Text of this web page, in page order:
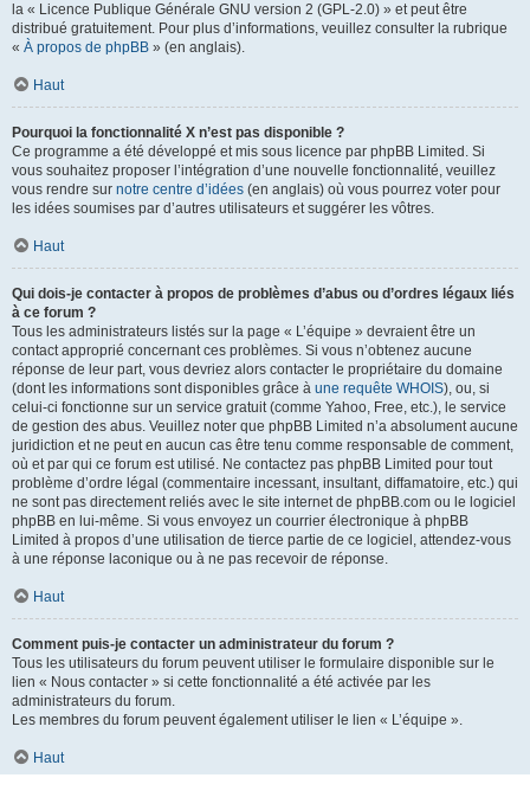
la « Licence Publique Générale GNU version 2 (GPL-2.0) » et peut être
distribué gratuitement. Pour plus d’informations, veuillez consulter la rubrique
« À propos de phpBB » (en anglais).
Haut
Pourquoi la fonctionnalité X n’est pas disponible ?
Ce programme a été développé et mis sous licence par phpBB Limited. Si
vous souhaitez proposer l’intégration d’une nouvelle fonctionnalité, veuillez
vous rendre sur notre centre d’idées (en anglais) où vous pourrez voter pour
les idées soumises par d’autres utilisateurs et suggérer les vôtres.
Haut
Qui dois-je contacter à propos de problèmes d’abus ou d’ordres légaux liés
à ce forum ?
Tous les administrateurs listés sur la page « L’équipe » devraient être un
contact approprié concernant ces problèmes. Si vous n’obtenez aucune
réponse de leur part, vous devriez alors contacter le propriétaire du domaine
(dont les informations sont disponibles grâce à une requête WHOIS), ou, si
celui-ci fonctionne sur un service gratuit (comme Yahoo, Free, etc.), le service
de gestion des abus. Veuillez noter que phpBB Limited n’a absolument aucune
juridiction et ne peut en aucun cas être tenu comme responsable de comment,
où et par qui ce forum est utilisé. Ne contactez pas phpBB Limited pour tout
problème d’ordre légal (commentaire incessant, insultant, diffamatoire, etc.) qui
ne sont pas directement reliés avec le site internet de phpBB.com ou le logiciel
phpBB en lui-même. Si vous envoyez un courrier électronique à phpBB
Limited à propos d’une utilisation de tierce partie de ce logiciel, attendez-vous
à une réponse laconique ou à ne pas recevoir de réponse.
Haut
Comment puis-je contacter un administrateur du forum ?
Tous les utilisateurs du forum peuvent utiliser le formulaire disponible sur le
lien « Nous contacter » si cette fonctionnalité a été activée par les
administrateurs du forum.
Les membres du forum peuvent également utiliser le lien « L’équipe ».
Haut